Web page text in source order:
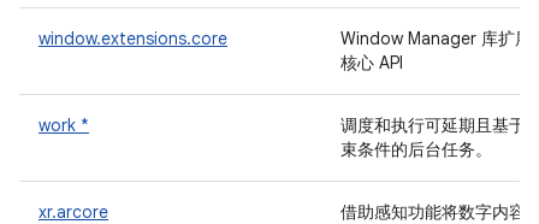
window.extensions.core
Window Manager 库扩展
核心 API
work *
调度和执行可延期且基于
束条件的后台任务。
xr.arcore
借助感知功能将数字内容